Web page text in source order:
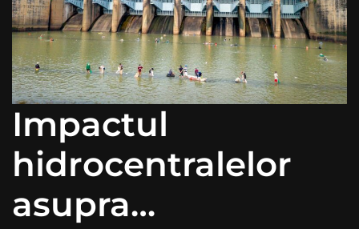
Impactul
hidrocentralelor
asupra